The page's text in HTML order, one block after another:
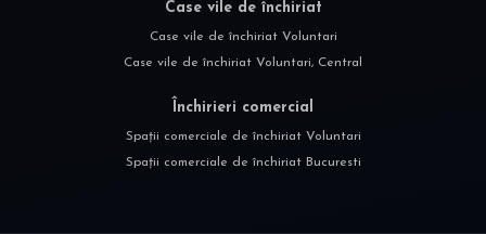
Case vile de închiriat
Case vile de închiriat Voluntari
Case vile de închiriat Voluntari, Central
Închirieri comercial
Spații comerciale de închiriat Voluntari
Spații comerciale de închiriat Bucuresti